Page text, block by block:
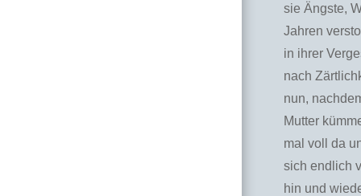
sie Ängste,
Jahren
in ihrer
nach
nun,
Mutter
mal voll da
sich endlich
hin und